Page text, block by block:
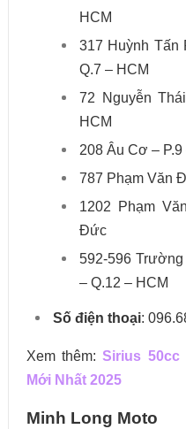
HCM
317 Huỳnh Tấn
Q.7 – HCM
72 Nguyễn
HCM
208 Âu Cơ –
787 Phạm Văn
1202 Phạm
Đức
592-596
– Q.12 – HCM
Số điện thoại:
Xem thêm:Sirius 50cc
Mới Nhất 2025
Minh Long Moto